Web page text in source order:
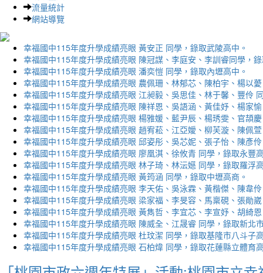
流量統計
網站導覽
幸福國中115年度升學成績亮眼 黃安正 同學，錄取武陵高中。
幸福國中115年度升學成績亮眼 陳冠謀、李庭安、李訓睿同學，
幸福國中115年度升學成績亮眼 潘奕愷 同學，錄取內壢高中。
幸福國中115年度升學成績亮眼 農佩珊、林郁芯、陳柏宇、楊以
幸福國中115年度升學成績亮眼 江昶毅、吳思佳、林于馨、豐伶
幸福國中115年度升學成績亮眼 陳祥恩、吳語涵、黃佳妤、楊家
幸福國中115年度升學成績亮眼 楊雅媛、藍尹辰、楊琇雯、官頡
幸福國中115年度升學成績亮眼 趙宥菘、江亞嬡、柳芙漩、陳佩
幸福國中115年度升學成績亮眼 邱姿彤、吳芯妮、張子怡、陳彥
幸福國中115年度升學成績亮眼 廖凰淇、徐攸青 同學，錄取永豐
幸福國中115年度升學成績亮眼 林子琦、林沄嬨 同學，錄取羅浮
幸福國中115年度升學成績亮眼 黃筠涵 同學，錄取中壢高商。
幸福國中115年度升學成績亮眼 李天佑、吳泳霖、黃楷傑、陳韋
幸福國中115年度升學成績亮眼 梁家福、李旻容、馬稟硯、張勛
幸福國中115年度升學成績亮眼 黃雋哲、李宜芯、李宣妤、胡綺
幸福國中115年度升學成績亮眼 陳威全、江晟睿 同學，錄取新北
幸福國中115年度升學成績亮眼 杜玟潔 同學，錄取基隆市八斗子
幸福國中115年度升學成績亮眼 石柏煒 同學，錄取花蓮縣立體育